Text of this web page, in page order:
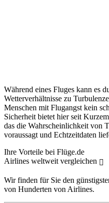
Während eines Fluges kann es
Wetterverhältnisse zu
Menschen mit Flugangst kein
Sicherheit bietet hier seit
das die Wahrscheinlichkeit von
voraussagt und Echtzeitdaten
Ihre Vorteile bei Flüge.de
Airlines weltweit vergleichen
Wir finden für Sie den
von Hunderten von Airlines.